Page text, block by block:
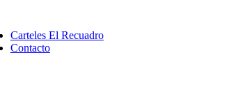
contenido
Carteles El Recuadro
Contacto